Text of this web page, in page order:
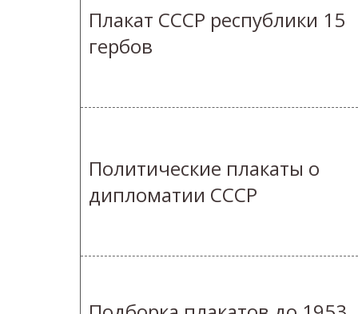
Плакат СССР республики 15
гербов
Политические плакаты о
дипломатии СССР